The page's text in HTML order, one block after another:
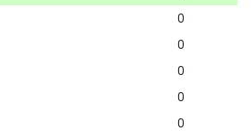
0
0
0
0
0